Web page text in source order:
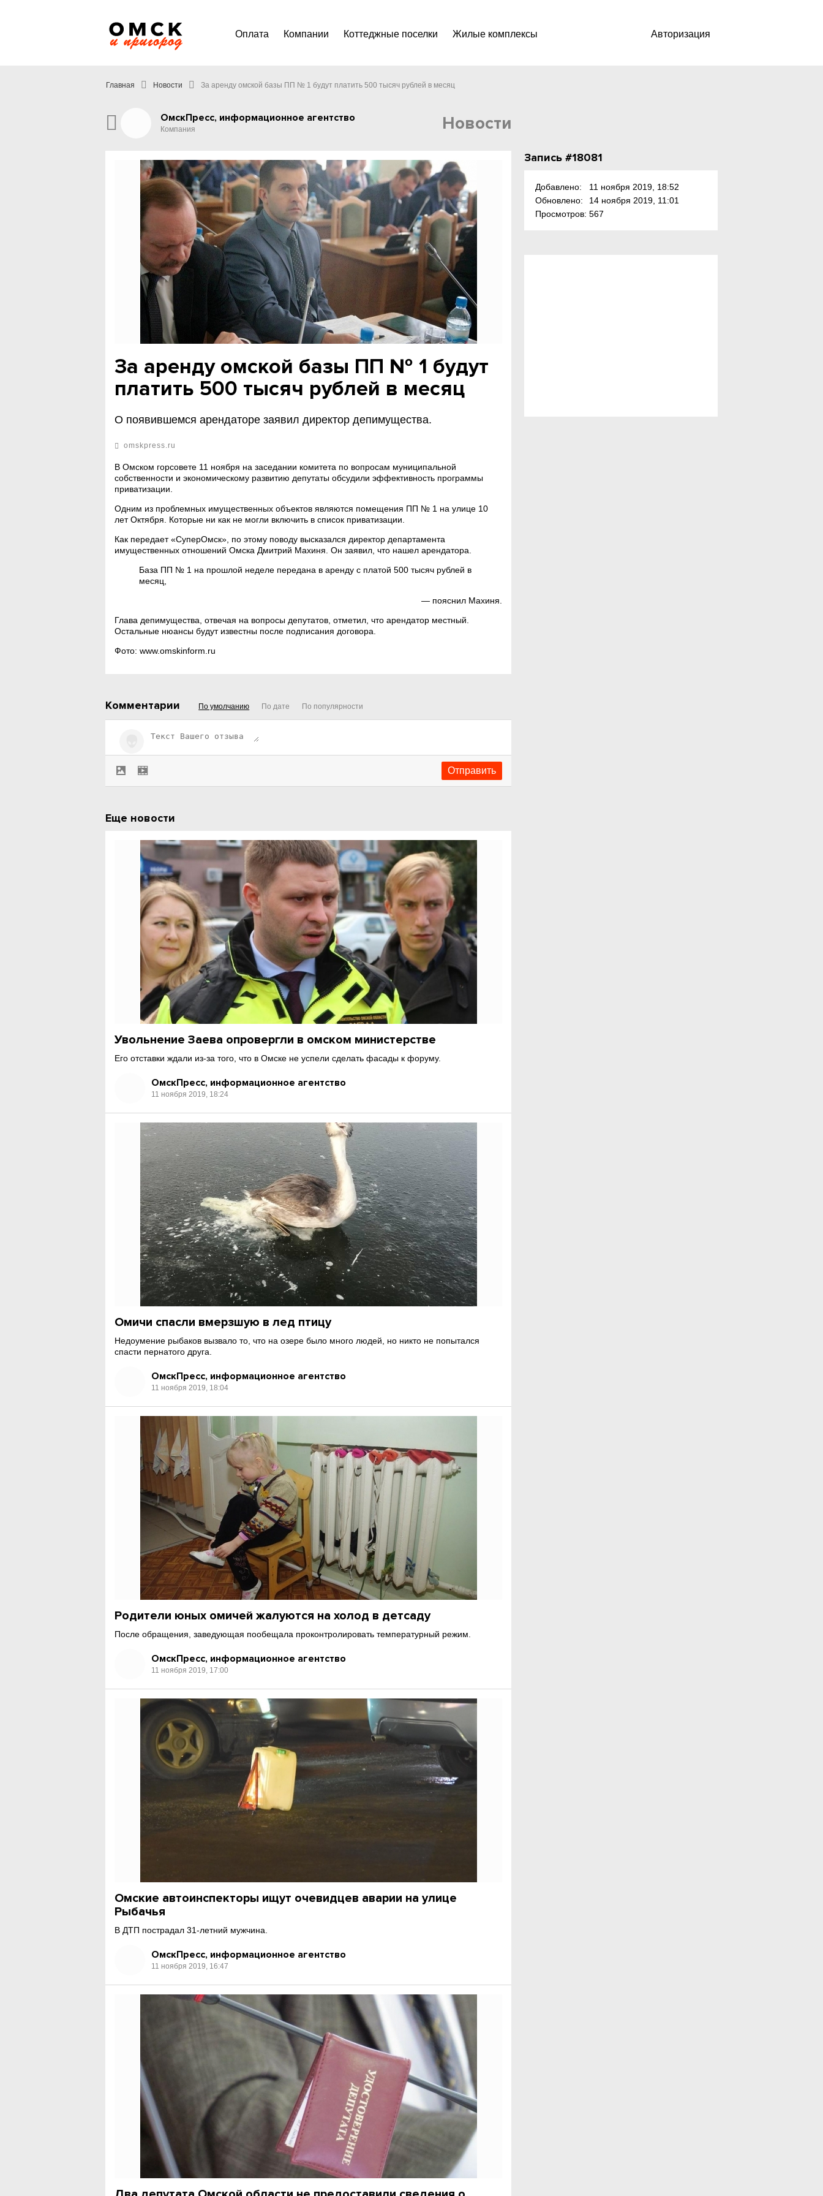
Оплата Компании Коттеджные поселки Жилые комплексы Авторизация
Главная Новости За аренду омской базы ПП № 1 будут платить 500 тысяч рублей в месяц
ОмскПресс, информационное агентство
Компания Новости
За аренду омской базы ПП № 1 будут
платить 500 тысяч рублей в месяц
О появившемся арендаторе заявил директор депимущества.
omskpress.ru
В Омском горсовете 11 ноября на заседании комитета по вопросам муниципальной
собственности и экономическому развитию депутаты обсудили эффективность программы
приватизации.
Одним из проблемных имущественных объектов являются помещения ПП № 1 на улице 10
лет Октября. Которые ни как не могли включить в список приватизации.
Как передает «СуперОмск», по этому поводу высказался директор департамента
имущественных отношений Омска Дмитрий Махиня. Он заявил, что нашел арендатора.
База ПП № 1 на прошлой неделе передана в аренду с платой 500 тысяч рублей в
месяц,
— пояснил Махиня.
Глава депимущества, отвечая на вопросы депутатов, отметил, что арендатор местный.
Остальные нюансы будут известны после подписания договора.
Фото: www.omskinform.ru
Комментарии По умолчанию По дате По популярности
Еще новости
Увольнение Заева опровергли в омском министерстве
Его отставки ждали из-за того, что в Омске не успели сделать фасады к форуму.
ОмскПресс, информационное агентство
11 ноября 2019, 18:24
Омичи спасли вмерзшую в лед птицу
Недоумение рыбаков вызвало то, что на озере было много людей, но никто не попытался
спасти пернатого друга.
ОмскПресс, информационное агентство
11 ноября 2019, 18:04
Родители юных омичей жалуются на холод в детсаду
После обращения, заведующая пообещала проконтролировать температурный режим.
ОмскПресс, информационное агентство
11 ноября 2019, 17:00
Омские автоинспекторы ищут очевидцев аварии на улице
Рыбачья
В ДТП пострадал 31-летний мужчина.
ОмскПресс, информационное агентство
11 ноября 2019, 16:47
Запись #18081
Добавлено:
11 ноября 2019, 18:52
Обновлено:
14 ноября 2019, 11:01
Просмотров: 567